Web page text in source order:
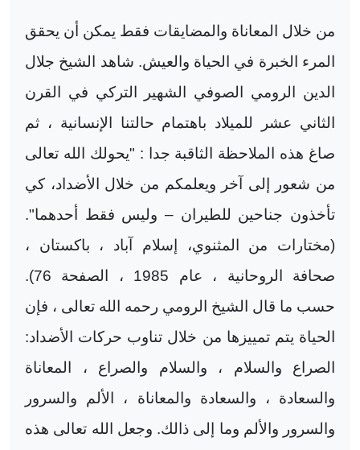
من خلال المعاناة والمضايقات فقط يمكن أن يحقق
المرء الخبرة في الحياة والعيش. شاهد الشيخ جلال
الدين الرومي الصوفي الشهير التركي في القرن
الثاني عشر للميلاد باهتمام حالتنا الإنسانية ، ثم
صاغ هذه الملاحظة الثاقبة جدا : "يحولك الله تعالى
من شعور إلى آخر ويعلمكم من خلال الأضداد، كي
تأخذون جناحين للطيران – وليس فقط أحدهما".
(مختارات من المثنوي، إسلام آباد ، باكستان ،
صحافة الروحانية ، عام 1985 ، الصفحة 76).
حسب ما قال الشيخ الرومي رحمه الله تعالى ، فإن
الحياة يتم تمييزها من خلال تناوب حركات الأضداد:
الصراع والسلام ، والسلام والصراع ، المعاناة
والسعادة ، والسعادة والمعاناة ، الألم والسرور
والسرور والألم وما إلى ذالك. وجعل الله تعالى هذه